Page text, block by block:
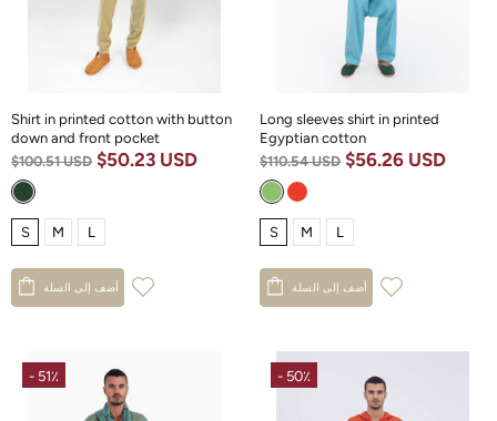
Shirt in printed cotton with button
down and front pocket
$100.51 USD $50.23 USD
S M L
أضف إلى السلة
Long sleeves shirt in printed
Egyptian cotton
$110.54 USD $56.26 USD
S M L
أضف إلى السلة
- 51٪ - 50٪